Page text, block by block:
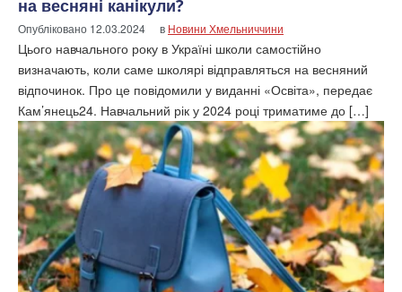
на весняні канікули?
Опубліковано 12.03.2024 в Новини Хмельниччини
Цього навчального року в Україні школи самостійно
визначають, коли саме школярі відправляться на весняний
відпочинок. Про це повідомили у виданні «Освіта», передає
Кам’янець24. Навчальний рік у 2024 році триматиме до […]